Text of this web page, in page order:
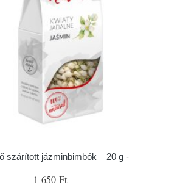
szárított jázminbimbók – 20 g -
1 650 Ft